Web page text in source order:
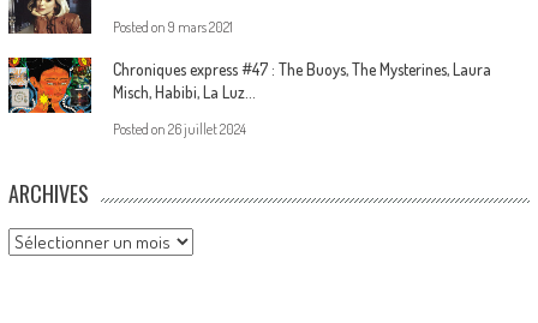
Posted on 9 mars 2021
Chroniques express #47 : The Buoys, The Mysterines, Laura
Misch, Habibi, La Luz…
Posted on 26 juillet 2024
ARCHIVES
Archives